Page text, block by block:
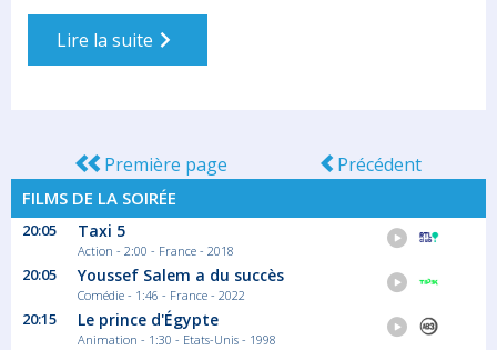
Lire la suite
Première page Précédent
FILMS DE LA SOIRÉE
20:05 Taxi 5
Action - 2:00 - France - 2018
20:05 Youssef Salem a du succès
Comédie - 1:46 - France - 2022
20:15 Le prince d'Égypte
Animation - 1:30 - Etats-Unis - 1998